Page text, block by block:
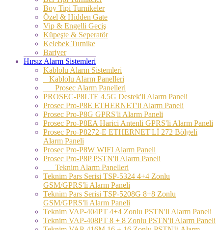
Boy Tipi Turnikeler
Özel & Hidden Gate
Vip & Engelli Geçiş
Küpeşte & Seperatör
Kelebek Turnike
Bariyer
Hırsız Alarm Sistemleri
Kablolu Alarm Sistemleri
Kablolu Alarm Panelleri
Prosec Alarm Panelleri
PROSEC-P8LTE 4.5G Destek'li Alarm Paneli
Prosec Pro-P8E ETHERNET'li Alarm Paneli
Prosec Pro-P8G GPRS'li Alarm Paneli
Prosec Pro-P8EA Harici Antenli GPRS'li Alarm Paneli
Prosec Pro-P8272-E ETHERNET'Lİ 272 Bölgeli
Alarm Paneli
Prosec Pro-P8W WIFI Alarm Paneli
Prosec Pro-P8P PSTN'li Alarm Paneli
Teknim Alarm Panelleri
Teknim Pars Serisi TSP-5324 4+4 Zonlu
GSM/GPRS'li Alarm Paneli
Teknim Pars Serisi TSP-5208G 8+8 Zonlu
GSM/GPRS'li Alarm Paneli
Teknim VAP-404PT 4+4 Zonlu PSTN'li Alarm Paneli
Teknim VAP-408PT 8 + 8 Zonlu PSTN'li Alarm Paneli